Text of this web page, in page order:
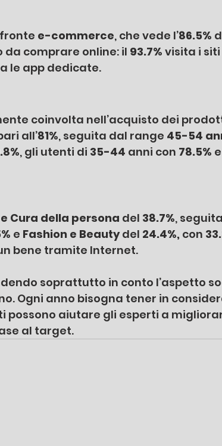
e-commerce, che vede l’86.5%
comprare online: il 93.7% visita i
le app dedicate.
coinvolta nell’acquisto dei
all’81%, seguita dal range 45-54
, gli utenti di 35-44 anni con 78.5%
Cura della persona del 38.7%,
e Fashion e Beauty del 24.4%, con
bene tramite Internet.
soprattutto in conto l’aspetto
Ogni anno bisogna tener in
possono aiutare gli esperti a
al target.